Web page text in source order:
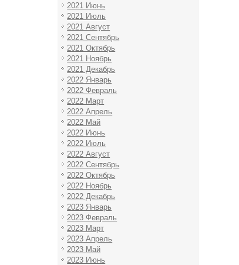
2021 Июнь
2021 Июль
2021 Август
2021 Сентябрь
2021 Октябрь
2021 Ноябрь
2021 Декабрь
2022 Январь
2022 Февраль
2022 Март
2022 Апрель
2022 Май
2022 Июнь
2022 Июль
2022 Август
2022 Сентябрь
2022 Октябрь
2022 Ноябрь
2022 Декабрь
2023 Январь
2023 Февраль
2023 Март
2023 Апрель
2023 Май
2023 Июнь